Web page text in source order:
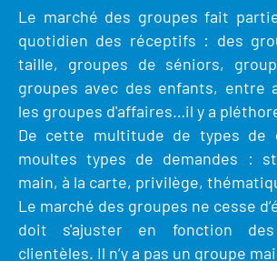
Clientèle francilienne
Clientèle française
Clientèle de proximité
Clientèles lointaines
Clientèles spécifiques
Etudes et enquêtes
Etudes thématiques
Outils pour vos professionnels
Outils pour votre Office de Tourisme
Lettres information réseau
La liste des OT d'Île-de-France
APIDAE
Offres d'emplois et de stages
Formations
Évènements sportifs
Guide de la Destination
Destination Impressionnisme
Restaurants impressionnistes
Hébergements impressionnistes
Offre culturelle impressionniste
Offre de la destination
Le marché des groupes fait
quotidien des réceptifs : des
taille, groupes de séniors,
groupes avec des enfants, entre
les groupes d'affaires…il y a
De cette multitude de types de
moultes types de demandes :
main, à la carte, privilège,
Le marché des groupes ne cesse
doit s'ajuster en fonction
clientèles. Il n’y a pas un groupe